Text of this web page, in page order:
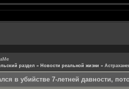
раздел » Новости реальной жизни »
в убийстве 7-летней давности,